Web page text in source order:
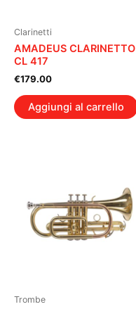
Clarinetti
AMADEUS CLARINETTO
CL 417
€179.00
Aggiungi al carrello
Trombe